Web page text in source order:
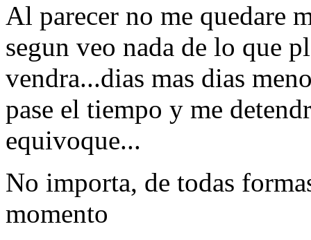
Al parecer no me quedare
segun veo nada de lo que
vendra...dias mas dias
pase el tiempo y me
equivoque...
No importa, de todas
momento